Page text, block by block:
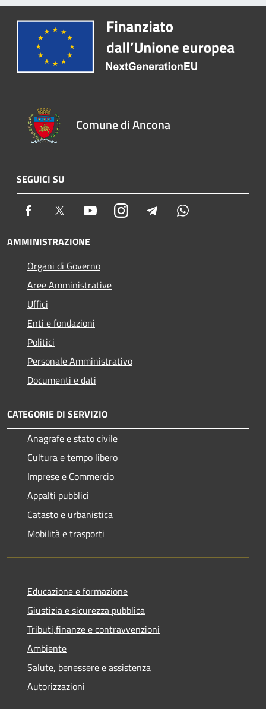
Comune di Ancona
SEGUICI SU
Facebook Twitter YoutubeInstagram Telegram
AMMINISTRAZIONE
Organi di Governo
Aree Amministrative
Uffici
Enti e fondazioni
Politici
Personale Amministrativo
Documenti e dati
CATEGORIE DI SERVIZIO
Anagrafe e stato civile
Cultura e tempo libero
Imprese e Commercio
Appalti pubblici
Catasto e urbanistica
Mobilità e trasporti
Educazione e formazione
Giustizia e sicurezza pubblica
Tributi,finanze e contravvenzioni
Ambiente
Salute, benessere e assistenza
Autorizzazioni